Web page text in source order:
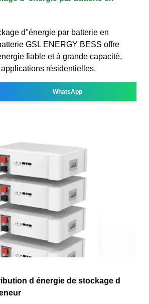
d''énergie par batterie en
GSL ENERGY BESS offre
fiable et à grande capacité,
résidentielles,
WhatsApp
d énergie de stockage d